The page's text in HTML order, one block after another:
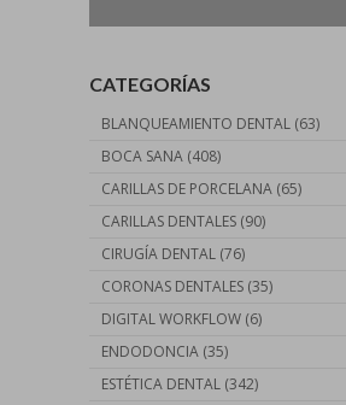
CATEGORÍAS
BLANQUEAMIENTO DENTAL (63)
BOCA SANA (408)
CARILLAS DE PORCELANA (65)
CARILLAS DENTALES (90)
CIRUGÍA DENTAL (76)
CORONAS DENTALES (35)
DIGITAL WORKFLOW (6)
ENDODONCIA (35)
ESTÉTICA DENTAL (342)